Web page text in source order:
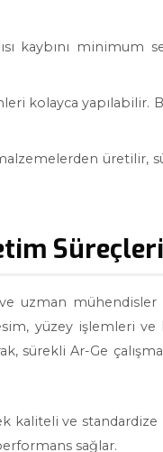
kaybını minimum
kolayca yapılabilir.
üretilir,
Süreçleri
uzman
yüzey işlemleri ve
sürekli Ar-Ge
kaliteli ve
sağlar.